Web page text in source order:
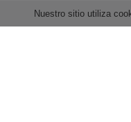
Nuestro sitio utiliza